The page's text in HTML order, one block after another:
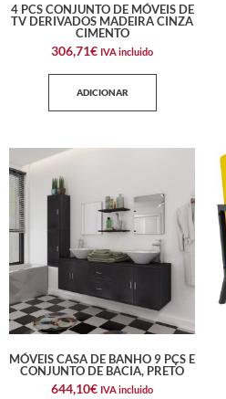
4 PCS CONJUNTO DE MÓVEIS DE
TV DERIVADOS MADEIRA CINZA
CIMENTO
306,71€ IVA incluido
ADICIONAR
MÓVEIS CASA DE BANHO 9 PÇS E
CONJUNTO DE BACIA, PRETO
644,10€ IVA incluido